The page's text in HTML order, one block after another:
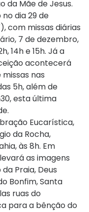
da Mãe de Jesus.
dia 29 de
com missas diárias
7 de dezembro,
14h e 15h. Já a
acontecerá
nas
5h, além de
esta última
Eucarística,
da Rocha,
às 8h. Em
as imagens
Praia, Deus
Bonfim, Santa
ruas do
para a bênção do